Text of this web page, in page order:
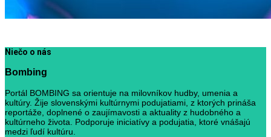
Niečo o nás
Bombing
Portál BOMBING sa orientuje na milovníkov hudby, umenia a
kultúry. Žije slovenskými kultúrnymi podujatiami, z ktorých prináša
reportáže, doplnené o zaujímavosti a aktuality z hudobného a
kultúrneho života. Podporuje iniciatívy a podujatia, ktoré vnášajú
medzi ľudí kultúru.